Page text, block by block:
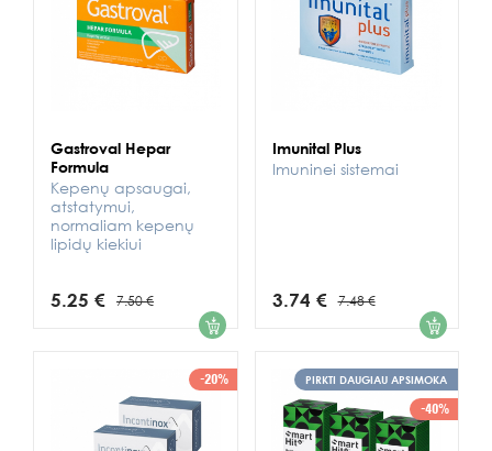
Gastroval Hepar
Formula
Kepenų apsaugai,
atstatymui,
normaliam kepenų
lipidų kiekiui
5.25 € 7.50 € 1
Imunital Plus
Imuninei sistemai
3.74 € 7.48 € 1
-20% PIRKTI DAUGIAU APSIMOKA
-40%